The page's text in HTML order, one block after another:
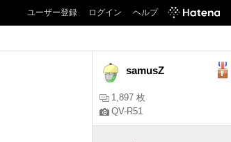
ユーザー登録 ログイン ヘルプ
samusZ
1,897 枚
QV-R51